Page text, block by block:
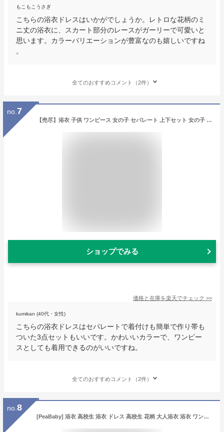
もこもこうさぎ
こちらの浴衣ドレスはいかがでしょうか。レトロな花柄のミ
ニ丈の浴衣に、スカート部分のレースがガーリーで可愛いと
思います。カラーバリエーションが豊富なのも嬉しいですね
。
全てのおすすめコメント（2件）
no. 7
【売尽】浴衣 子供 ワンピース 女の子 セパレート 上下セット 女の子 作り帯 浴衣3点セット サンドレス ワンピース ひざ丈 浴衣ドレス 100cm 110cm 120cm 130cm 簡単 花火大会 夏祭り 夏
ショップでみる
価格と在庫を楽天でチェック >>
kumikan (40代・女性)
こちらの浴衣ドレスはセパレートで着付けも簡単で作り帯も
ついた3点セットもいいです。かわいいカラーで、ワンピー
スとしても着用できるのがいいですね。
全てのおすすめコメント（2件）
no. 8
[PeaBaby] 浴衣 高校生 浴衣 ドレス 高校生 花柄 大人浴衣 浴衣 ワンピース 高校生 作り帯 花火大会 ゆかた レディース 大人 浴衣セット 4点 女性 浴衣 浴衣 セット 中学生 大人 レトロモダン 浴衣 お祭り 兵児帯 浴衣の帯 (浴衣のみ, フリーサイズ)